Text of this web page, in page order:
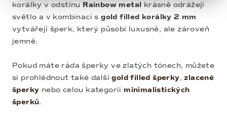
korálky v odstínu Rainbow metal krásně odrážejí
světlo a v kombinaci sgold filled korálky 2 mm
vytvářejí šperk, který působí luxusně, ale zároveň
jemně.
Pokud máte ráda šperky ve zlatých tónech, můžete
si prohlédnout také dalšígold filled šperky,zlacené
šperky nebo celou kategorii minimalistických
šperků.